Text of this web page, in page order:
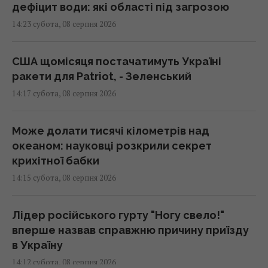
дефіцит води: які області під загрозою
14:23 субота, 08 серпня 2026
США щомісяця постачатимуть Україні
ракети для Patriot, - Зеленський
14:17 субота, 08 серпня 2026
Може долати тисячі кілометрів над
океаном: науковці розкрили секрет
крихітної бабки
14:15 субота, 08 серпня 2026
Лідер російського гурту "Ногу свело!"
вперше назвав справжню причину приїзду
в Україну
14:12 субота, 08 серпня 2026